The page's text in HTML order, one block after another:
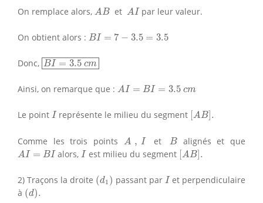
On remplace alors, AB
A B et AI
A par leur valeur.
On obtient alors : BI = 7 − 3.5 = 3.5
BI= −3.5 = 3.5
Donc, BI = 3.5 cm
BI=3.5cm
Ainsi, on remarque que : AI = BI = 3.5 cm
A = =3.5 m
Le point IIreprésente le milieu du segment [AB .
[ A B]
Comme les trois points A , I
A et B
Balignés et que
AI = BI
A = alors, I
Iest milieu du segment [AB].
[AB].
2) Traçons la droite (d1 )
(d1) passant par I
Iet perpendiculaire
à (d).
(d).